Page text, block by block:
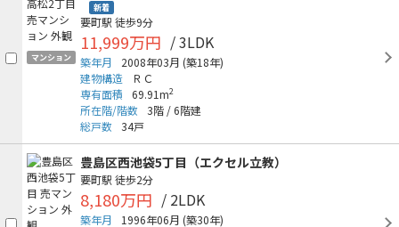
マンション
新着
要町駅 徒歩9分
11,999万円 / 3LDK
築年月 2008年03月 (築18年)
建物構造
ＲＣ
専有面積
69.91m2
所在階/階数 3階 /6階建
総戸数 34戸
豊島区西池袋5丁目（エクセル立教）
要町駅 徒歩2分
8,180万円 / 2LDK
築年月 1996年06月 (築30年)